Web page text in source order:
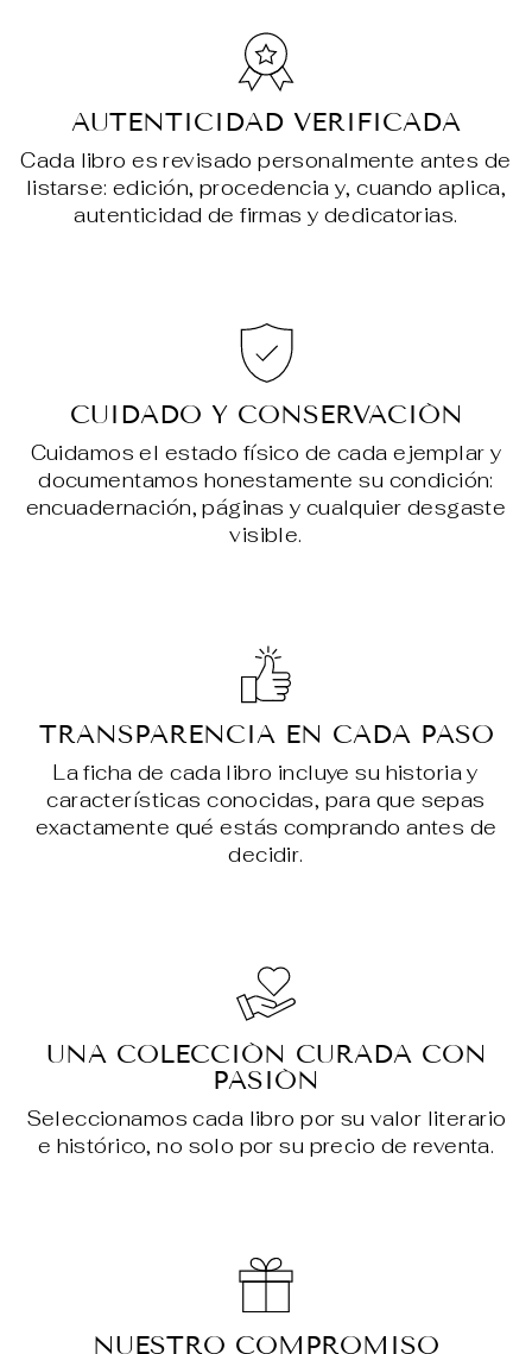
AUTENTICIDAD VERIFICADA
Cada libro es revisado personalmente antes de
listarse: edición, procedencia y, cuando aplica,
autenticidad de firmas y dedicatorias.
CUIDADO Y CONSERVACIÓN
Cuidamos el estado físico de cada ejemplar y
documentamos honestamente su condición:
encuadernación, páginas y cualquier desgaste
visible.
TRANSPARENCIA EN CADA PASO
La ficha de cada libro incluye su historia y
características conocidas, para que sepas
exactamente qué estás comprando antes de
decidir.
UNA COLECCIÓN CURADA CON
PASIÓN
Seleccionamos cada libro por su valor literario
e histórico, no solo por su precio de reventa.
NUESTRO COMPROMISO